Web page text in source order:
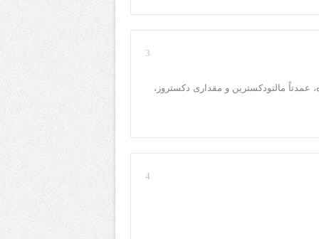
3
مالتودکسترین و مقداری دکستروز،
4